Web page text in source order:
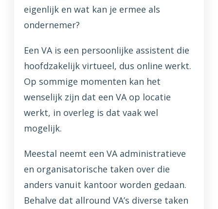
eigenlijk en wat kan je ermee als
ondernemer?
Een VA is een persoonlijke assistent die
hoofdzakelijk virtueel, dus online werkt.
Op sommige momenten kan het
wenselijk zijn dat een VA op locatie
werkt, in overleg is dat vaak wel
mogelijk.
Meestal neemt een VA administratieve
en organisatorische taken over die
anders vanuit kantoor worden gedaan.
Behalve dat allround VA’s diverse taken